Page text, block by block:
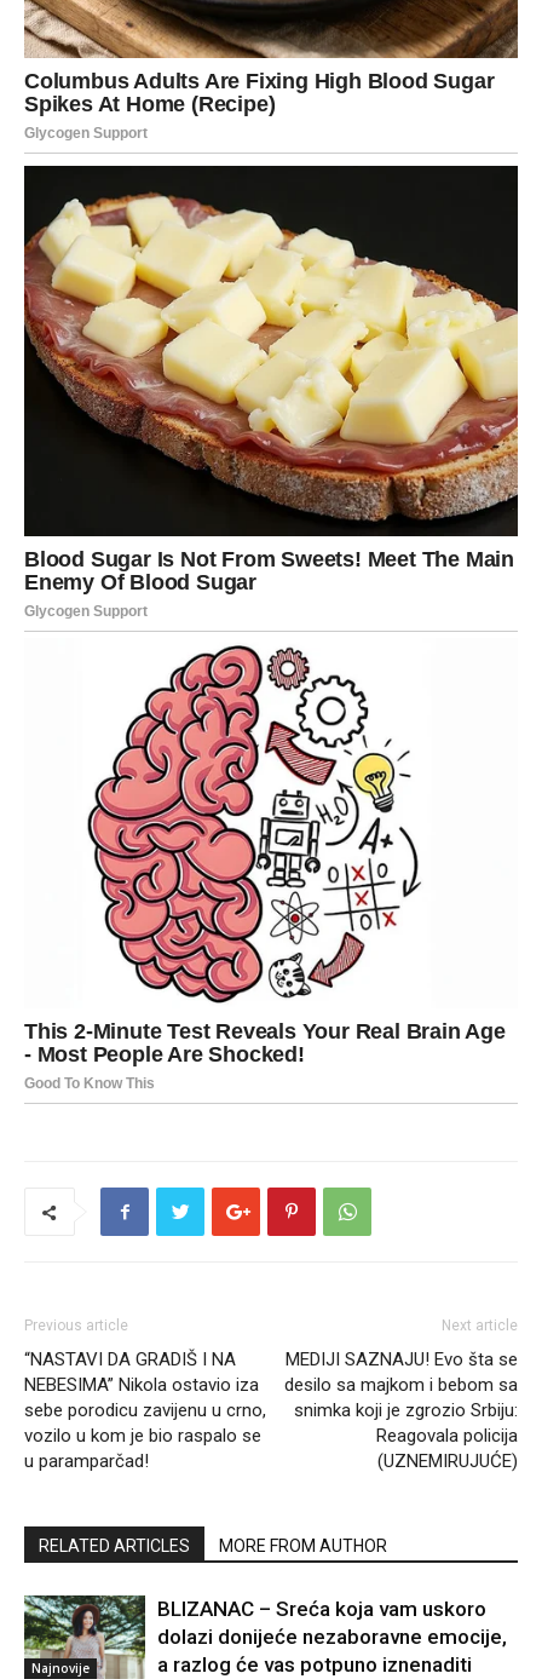
Previous article
“NASTAVI DA GRADIŠ I NA
NEBESIMA” Nikola ostavio iza
sebe porodicu zavijenu u crno,
vozilo u kom je bio raspalo se
u paramparčad!
Next article
MEDIJI SAZNAJU! Evo šta se
desilo sa majkom i bebom sa
snimka koji je zgrozio Srbiju:
Reagovala policija
(UZNEMIRUJUĆE)
RELATED ARTICLES MORE FROM AUTHOR
Najnovije
BLIZANAC – Sreća koja vam uskoro
dolazi donijeće nezaboravne emocije,
a razlog će vas potpuno iznenaditi